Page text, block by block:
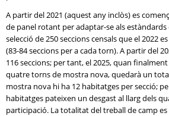
A partir del 2021 (aquest any inclòs) es
de panel rotant per adaptar-se als
selecció de 250 seccions censals que el 2022
(83-84 seccions per a cada torn). A partir del
116 seccions; per tant, el 2025, quan
quatre torns de mostra nova, quedarà un
mostra nova hi ha 12 habitatges per secció;
habitatges pateixen un desgast al llarg dels
participació. La totalitat del treball de camp